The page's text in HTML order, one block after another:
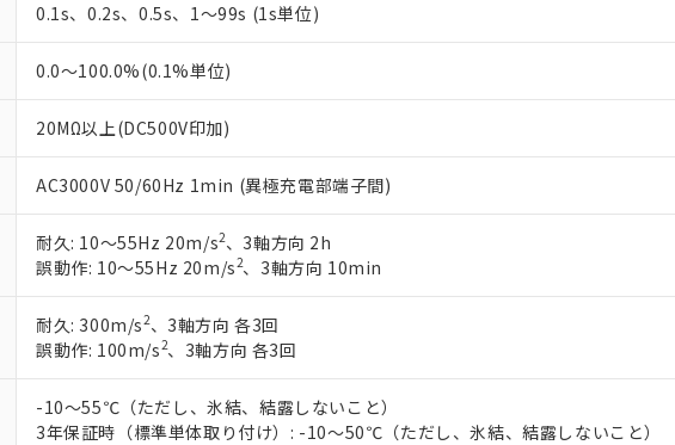
0.1s、0.2s、0.5s、1～99s (1s単位)
0.0～100.0%(0.1%単位)
20MΩ以上(DC500V印加)
AC3000V 50/60Hz 1min (異極充電部端子間)
耐久: 10～55Hz 20m/s2、3軸方向 2h
誤動作: 10～55Hz 20m/s2、3軸方向 10min
耐久: 300m/s2、3軸方向 各3回
誤動作: 100m/s2、3軸方向 各3回
-10～55℃（ただし、氷結、結露しないこと）
3年保証時（標準単体取り付け）: -10～50℃（ただし、氷結、結露しないこと）